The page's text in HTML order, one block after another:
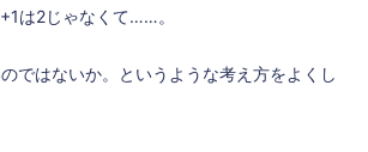
は2じゃなくて……。
ではないか。というような考え方をよくし